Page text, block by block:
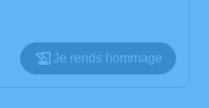
Je rends hommage